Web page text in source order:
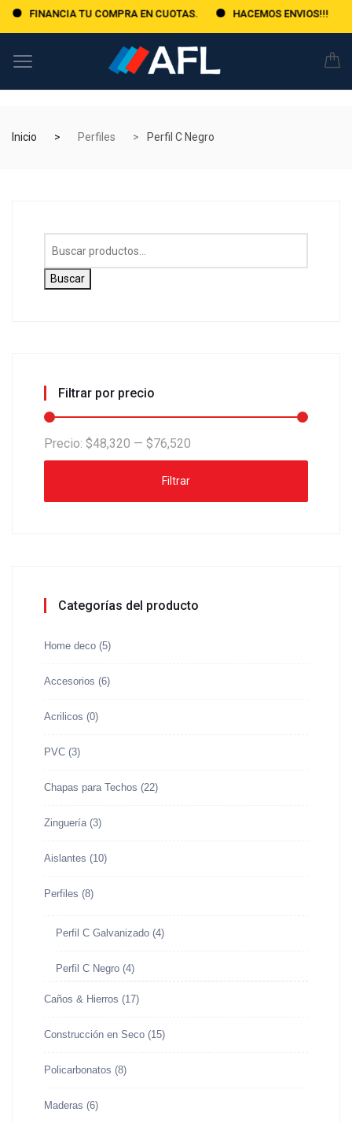
FINANCIA TU COMPRA EN CUOTAS. HACEMOS ENVIOS!!!
Inicio Perfiles Perfil C Negro
Buscar
Filtrar por precio
Filtrar
Precio: $48,320 — $76,520
Categorías del producto
Home deco (5)
Accesorios (6)
Acrilicos (0)
PVC (3)
Chapas para Techos (22)
Zinguería (3)
Aislantes (10)
Perfiles (8)
Perfil C Galvanizado (4)
Perfil C Negro (4)
Caños & Hierros (17)
Construcción en Seco (15)
Policarbonatos (8)
Maderas (6)